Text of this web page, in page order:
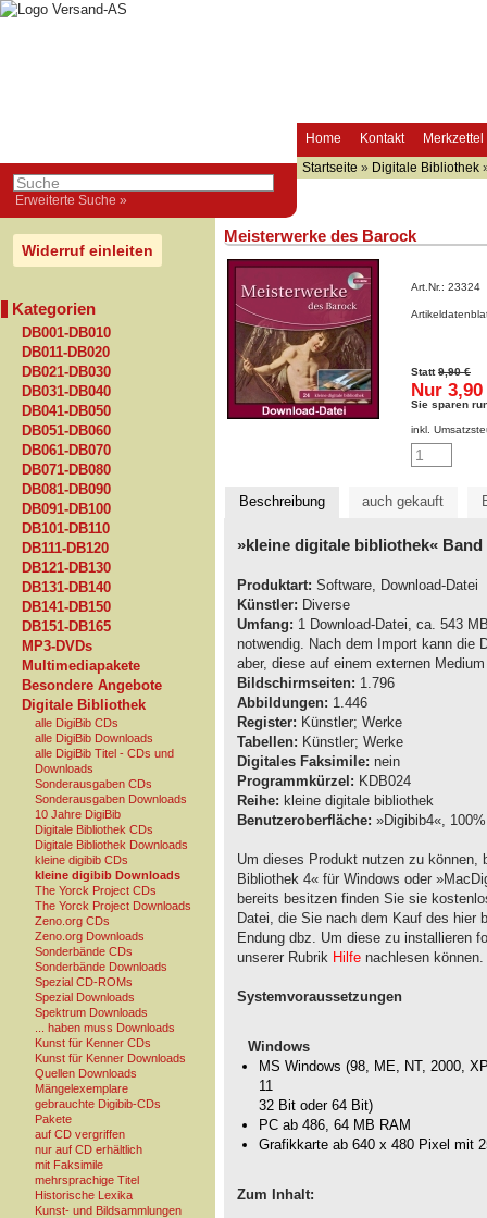
Home Kontakt Merkzettel
Erweiterte Suche »
Startseite » Digitale Bibliothek
Widerruf einleiten
Kategorien
DB001-DB010
DB011-DB020
DB021-DB030
DB031-DB040
DB041-DB050
DB051-DB060
DB061-DB070
DB071-DB080
DB081-DB090
DB091-DB100
DB101-DB110
DB111-DB120
DB121-DB130
DB131-DB140
DB141-DB150
DB151-DB165
MP3-DVDs
Multimediapakete
Besondere Angebote
Digitale Bibliothek
alle DigiBib CDs
alle DigiBib Downloads
alle DigiBib Titel - CDs und
Downloads
Sonderausgaben CDs
Sonderausgaben Downloads
10 Jahre DigiBib
Digitale Bibliothek CDs
Digitale Bibliothek Downloads
kleine digibib CDs
kleine digibib Downloads
The Yorck Project CDs
The Yorck Project Downloads
Zeno.org CDs
Zeno.org Downloads
Sonderbände CDs
Sonderbände Downloads
Spezial CD-ROMs
Spezial Downloads
Spektrum Downloads
... haben muss Downloads
Kunst für Kenner CDs
Kunst für Kenner Downloads
Quellen Downloads
Mängelexemplare
gebrauchte Digibib-CDs
Pakete
auf CD vergriffen
nur auf CD erhältlich
mit Faksimile
mehrsprachige Titel
Historische Lexika
Kunst- und Bildsammlungen
Meisterwerke des Barock
Art.Nr.: 23324
Statt9,90 €
Nur 3,90
Sie sparen
inkl.
Beschreibung auch gekauft
»kleine digitale bibliothek«
Produktart: Software, Download-Datei
Künstler: Diverse
Umfang: 1 Download-Datei, ca. 543
notwendig. Nach dem Import kann die
aber, diese auf einem externen
Bildschirmseiten: 1.796
Abbildungen: 1.446
Register: Künstler; Werke
Tabellen: Künstler; Werke
Digitales Faksimile: nein
Programmkürzel: KDB024
Reihe: kleine digitale bibliothek
Benutzeroberfläche: »Digibib4«,
Um dieses Produkt nutzen zu können,
Bibliothek 4« für Windows oder
bereits besitzen finden Sie sie
Datei, die Sie nach dem Kauf des hier
Endung dbz. Um diese zu installieren
unserer Rubrik Hilfe nachlesen können.
Systemvoraussetzungen
Windows
MS Windows (98, ME, NT, 2000,
11
32 Bit oder 64 Bit)
PC ab 486, 64 MB RAM
Grafikkarte ab 640 x 480 Pixel mit
Zum Inhalt: